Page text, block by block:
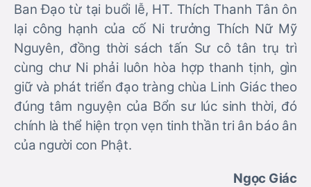
Ban Đạo từ tại buổi lễ, HT. Thích Thanh Tân ôn
lại công hạnh của cố Ni trưởng Thích Nữ Mỹ
Nguyên, đồng thời sách tấn Sư cô tân trụ trì
cùng chư Ni phải luôn hòa hợp thanh tịnh, gìn
giữ và phát triển đạo tràng chùa Linh Giác theo
đúng tâm nguyện của Bổn sư lúc sinh thời, đó
chính là thể hiện trọn vẹn tinh thần tri ân báo ân
của người con Phật.
Ngọc Giác